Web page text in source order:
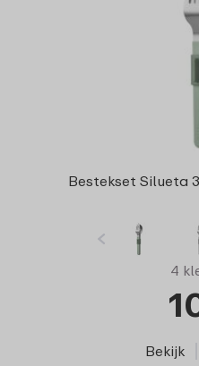
Bestekset Silueta
4
Bekijk